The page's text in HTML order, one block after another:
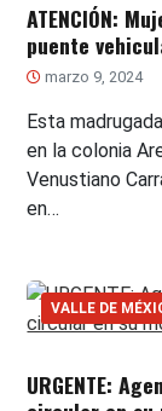
ATENCIÓN:
puente
marzo 9, 2024
Esta
en la colonia
Venustiano
en…
VALLE DE
URGENTE: